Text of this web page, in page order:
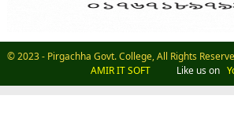
© 2023 - Pirgachha Govt. College, All Rights
AMIR IT SOFT
Like us on